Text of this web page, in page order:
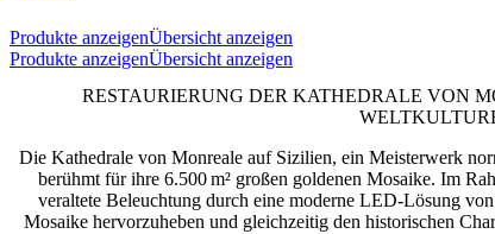
Produkte anzeigenÜbersicht anzeigen
Produkte anzeigenÜbersicht anzeigen
RESTAURIERUNG DER KATHEDRALE VON
Die Kathedrale von Monreale auf Sizilien, ein Meisterwerk
berühmt für ihre 6.500 m² großen goldenen Mosaike. Im
veraltete Beleuchtung durch eine moderne LED-Lösung
Mosaike hervorzuheben und gleichzeitig den historischen